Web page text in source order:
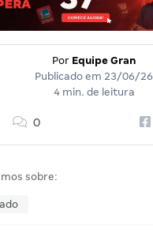
Por Equipe Gran
Publicado em 23/06/26
4 min. de leitura
0
sobre: